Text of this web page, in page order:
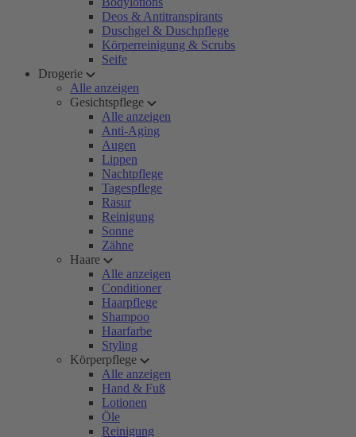
Deos & Antitranspirants
Duschgel & Duschpflege
Körperreinigung & Scrubs
Seife
Drogerie
Alle anzeigen
Gesichtspflege
Alle anzeigen
Anti-Aging
Augen
Lippen
Nachtpflege
Tagespflege
Rasur
Reinigung
Sonne
Zähne
Haare
Alle anzeigen
Conditioner
Haarpflege
Shampoo
Haarfarbe
Styling
Körperpflege
Alle anzeigen
Hand & Fuß
Lotionen
Öle
Reinigung